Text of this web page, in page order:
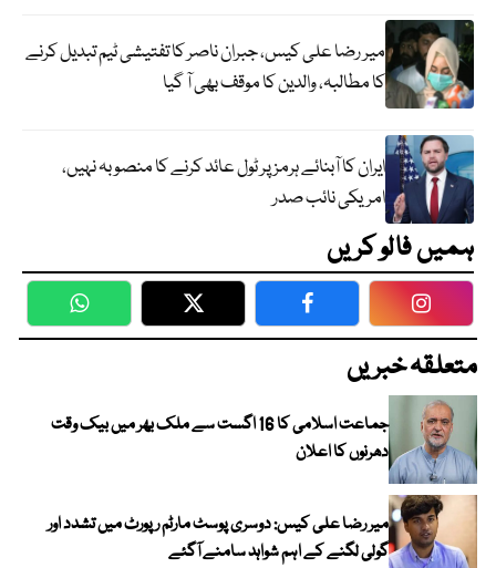
میر رضا علی کیس، جبران ناصر کا تفتیشی ٹیم تبدیل کرنے
کا مطالبہ، والدین کا موقف بھی آ گیا
ایران کا آبنائے ہرمز پر ٹول عائد کرنے کا منصوبہ نہیں،
امریکی نائب صدر
ہمیں فالو کریں
WhatsApp Twitter Facebook
متعلقہ خبریں
جماعت اسلامی کا 16 اگست سے ملک بھر میں بیک وقت
دھرنوں کا اعلان
میر رضا علی کیس: دوسری پوسٹ مارٹم رپورٹ میں تشدد اور
گولی لگنے کے اہم شواہد سامنے آگئے